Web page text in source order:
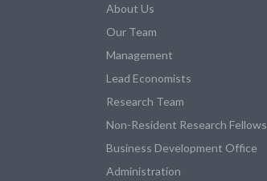
About Us
Our Team
Management
Lead Economists
Research Team
Non-Resident Research Fellows
Business Development Office
Administration